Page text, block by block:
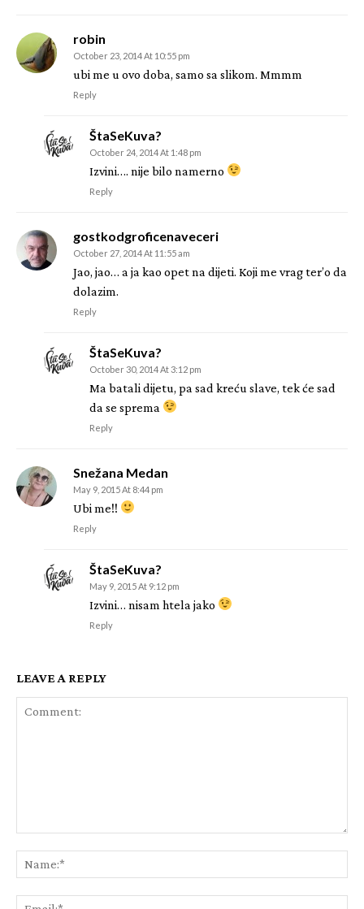
robin
October 23, 2014 At 10:55 pm
ubi me u ovo doba, samo sa slikom. Mmmm
Reply
ŠtaSeKuva?
October 24, 2014 At 1:48 pm
Izvini…. nije bilo namerno
Reply
gostkodgroficenaveceri
October 27, 2014 At 11:55 am
Jao, jao… a ja kao opet na dijeti. Koji me vrag ter’o da
dolazim.
Reply
ŠtaSeKuva?
October 30, 2014 At 3:12 pm
Ma batali dijetu, pa sad kreću slave, tek će sad
da se sprema
Reply
Snežana Medan
May 9, 2015 At 8:44 pm
Ubi me!!
Reply
ŠtaSeKuva?
May 9, 2015 At 9:12 pm
Izvini… nisam htela jako
Reply
LEAVE A REPLY